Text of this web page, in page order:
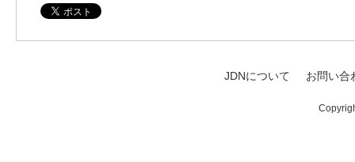
JDNについて お問い合